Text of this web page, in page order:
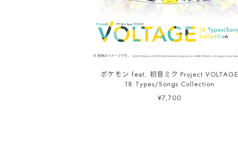
ポケモン feat. 初音ミク Project VOLTAGE
18 Types/Songs Collection
¥7,700